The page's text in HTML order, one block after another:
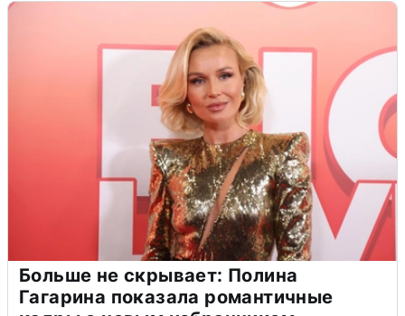
Больше не скрывает: Полина
Гагарина показала романтичные